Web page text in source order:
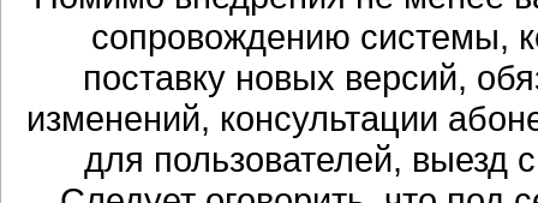
сопровождению системы,
поставку новых версий,
изменений, консультации
для пользователей, выезд